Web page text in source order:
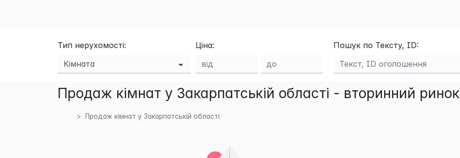
Тип нерухомості: Ціна: Пошук по Тексту, ID:
Продаж кімнат у Закарпатській області - вторинний ринок
Продаж кімнат у Закарпатській області